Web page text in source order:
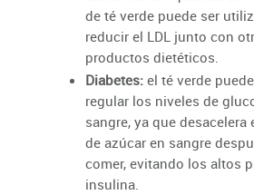
de té verde puede ser
reducir el LDL junto con
productos dietéticos.
Diabetes: el té verde
regular los niveles de
sangre, ya que desacelera
de azúcar en sangre
comer, evitando los altos
insulina.